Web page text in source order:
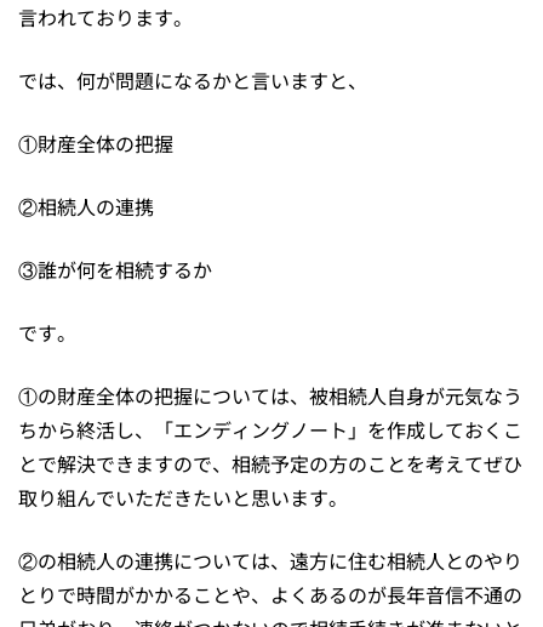
言われております。
では、何が問題になるかと言いますと、
①財産全体の把握
②相続人の連携
③誰が何を相続するか
です。
①の財産全体の把握については、被相続人自身が元気なう
ちから終活し、「エンディングノート」を作成しておくこ
とで解決できますので、相続予定の方のことを考えてぜひ
取り組んでいただきたいと思います。
②の相続人の連携については、遠方に住む相続人とのやり
とりで時間がかかることや、よくあるのが長年音信不通の